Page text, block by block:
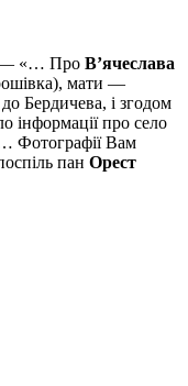
— «… Про В’ячеслава
мати —
Бердичева, і згодом
інформації про село
Фотографії Вам
пан Орест